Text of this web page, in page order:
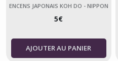
ENCENS JAPONAIS KOH DO - NIPPON
5€
AJOUTER AU PANIER